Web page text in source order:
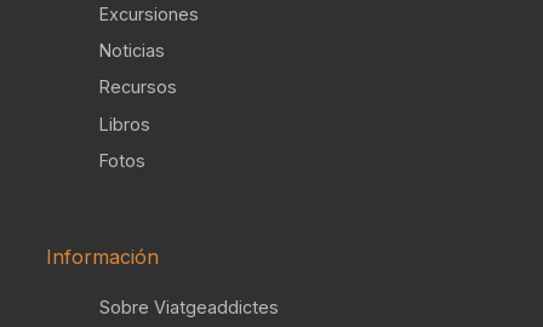
Excursiones
Noticias
Recursos
Libros
Fotos
Información
Sobre Viatgeaddictes